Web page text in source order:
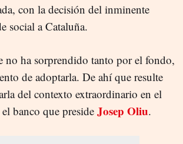
con la decisión del inminente
social a Cataluña.
no ha sorprendido tanto por el fondo,
de adoptarla. De ahí que resulte
del contexto extraordinario en el
banco que preside Josep Oliu.